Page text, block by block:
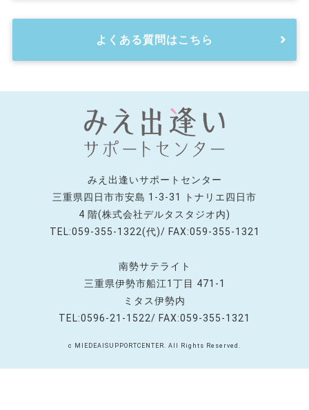
よくある質問はこちら
みえ出逢いサポートセンター
三重県四日市市安島 1-3-31 トナリエ四日市
4 階(株式会社デルタスタジオ内)
TEL:059-355-1322(代)/ FAX:059-355-1321
南勢サテライト
三重県伊勢市船江1丁目 471-1
ミタス伊勢内
TEL:0596-21-1522/ FAX:059-355-1321
c MIEDEAISUPPORTCENTER. All Rights Reserved.